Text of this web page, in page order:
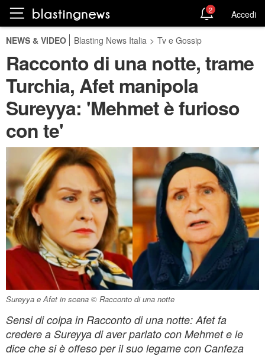
2 Accedi
NEWS & VIDEO Blasting News Italia > Tv e Gossip
Racconto di una notte, trame
Turchia, Afet manipola
Sureyya: 'Mehmet è furioso
con te'
Sureyya e Afet in scena © Racconto di una notte
Sensi di colpa in Racconto di una notte: Afet fa
credere a Sureyya di aver parlato con Mehmet e le
dice che si è offeso per il suo legame con Canfeza